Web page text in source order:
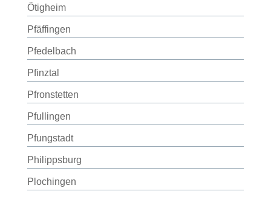
Ötigheim
Pfäffingen
Pfedelbach
Pfinztal
Pfronstetten
Pfullingen
Pfungstadt
Philippsburg
Plochingen